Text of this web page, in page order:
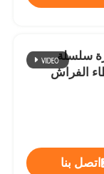
سلسلة
الفراش
اتصل بنا